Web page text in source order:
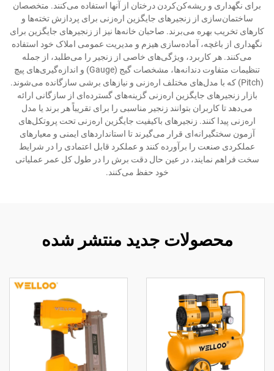
برای نگهداری و ریشه‌کن‌کردن درختان از آنها استفاده می‌کنند. متخصصان
ساختمان‌سازی از زنجیرهای جایگزین اره‌زنی برای پردازش تخته‌ها و
کارهای تخریب بهره می‌برند. صاحبان خانه‌ها نیز از زنجیرهای جایگزین برای
نگهداری از باغچه، آماده‌سازی هیزم و مدیریت عمومی املاک خود استفاده
می‌کنند. هر کاربرد، ویژگی‌های خاصی از زنجیر را می‌طلبد، از جمله
تنظیمات متفاوت دندانه‌ها، مشخصات گیج (Gauge) و اندازه‌گیری‌های پیچ
(Pitch) که با مدل‌های مختلف اره‌زنی و نیازهای برشی سازگانده می‌شوند.
بازار زنجیرهای جایگزین اره‌زنی گزینه‌های گسترده‌ای از سازگانی ارائه
می‌دهد تا کاربران بتوانند زنجیر مناسبی را برای تقریباً هر برند یا مدل
اره‌زنی پیدا کنند. زنجیرهای باکیفیت جایگزین اره‌زنی تحت پروتکل‌های
آزمون سختگیرانه‌ای قرار می‌گیرند تا استانداردهای ایمنی و معیارهای
عملکردی صنعت را برآورده کنند و عملکرد قابل اعتمادی را در شرایط
سخت فراهم نمایند، در عین حال دقت برش را در طول کل عمر عملیاتی
خود حفظ می‌کنند.
محصولات جدید منتشر شده